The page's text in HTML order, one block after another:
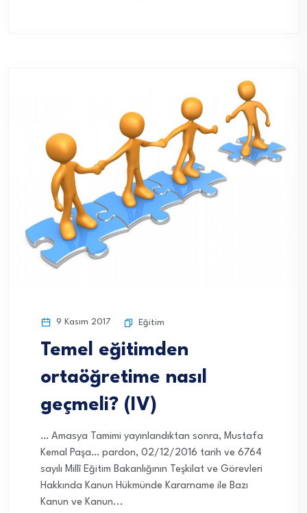
9 Kasım 2017 Eğitim
Temel eğitimden
ortaöğretime nasıl
geçmeli? (IV)
… Amasya Tamimi yayınlandıktan sonra, Mustafa
Kemal Paşa… pardon, 02/12/2016 tarih ve 6764
sayılı Millî Eğitim Bakanlığının Teşkilat ve Görevleri
Hakkında Kanun Hükmünde Kararname ile Bazı
Kanun ve Kanun...